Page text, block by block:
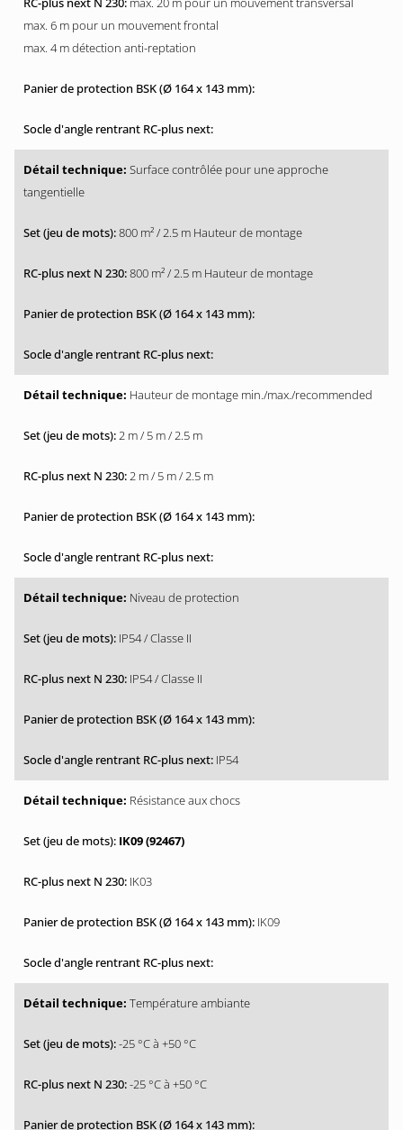
max. 6 m pour un mouvement frontal
max. 4 m détection anti-reptation
Surface contrôlée pour une approche
tangentielle
800 m² / 2.5 m Hauteur de montage
800 m² / 2.5 m Hauteur de montage
Hauteur de montage min./max./recommended
2 m / 5 m / 2.5 m
2 m / 5 m / 2.5 m
Niveau de protection
IP54 / Classe II
IP54 / Classe II
IP54
Résistance aux chocs
IK09 (92467)
IK03
IK09
Température ambiante
-25 °C à +50 °C
-25 °C à +50 °C